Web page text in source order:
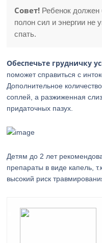
Совет! Ребенок
полон сил и энергии не
спать.
Обеспечьте грудничку
поможет справиться с
Дополнительное
соплей, а разжиженная
придаточных пазух.
Детям до 2 лет
препараты в виде капель,
высокий риск